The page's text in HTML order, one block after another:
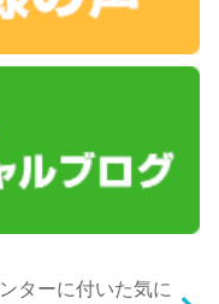
ターに付いた気に